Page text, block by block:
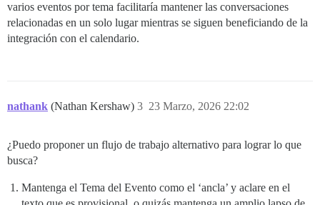
varios eventos por tema facilitaría mantener las conversaciones
relacionadas en un solo lugar mientras se siguen beneficiando de la
integración con el calendario.
nathank (Nathan Kershaw) 23 Marzo, 2026 22:02
3
¿Puedo proponer un flujo de trabajo alternativo para lograr lo que
busca?
Mantenga el Tema del Evento como el ‘ancla’ y aclare en el